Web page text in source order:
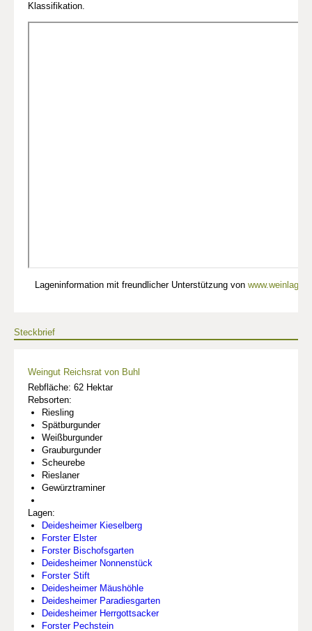
Klassifikation.
Lageninformation mit freundlicher Unterstützung von
Steckbrief
Weingut Reichsrat von Buhl
Rebfläche: 62 Hektar
Rebsorten:
Riesling
Spätburgunder
Weißburgunder
Grauburgunder
Scheurebe
Rieslaner
Gewürztraminer
Lagen:
Deidesheimer Kieselberg
Forster Elster
Forster Bischofsgarten
Deidesheimer Nonnenstück
Forster Stift
Deidesheimer Mäushöhle
Deidesheimer Paradiesgarten
Deidesheimer Herrgottsacker
Forster Pechstein